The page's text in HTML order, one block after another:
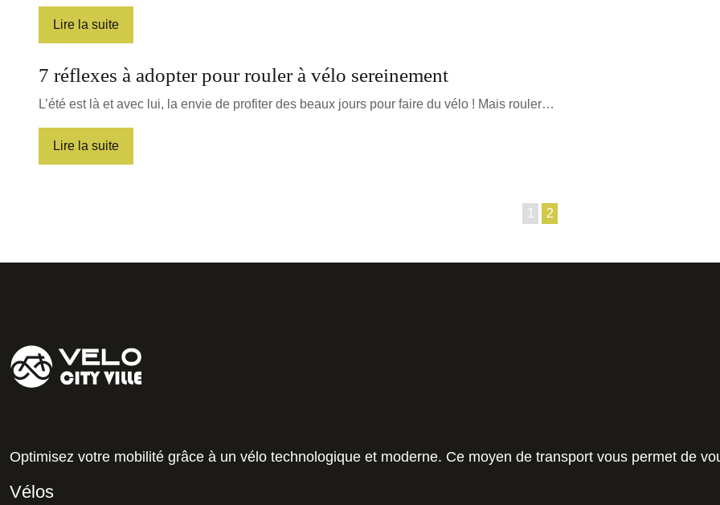
Lire la suite
7 réflexes à adopter pour rouler à vélo sereinement
L’été est là et avec lui, la envie de profiter des beaux jours pour faire du vélo ! Mais rouler…
Lire la suite
1 2
Optimisez votre mobilité grâce à un vélo technologique et moderne. Ce moyen de transport vous permet de
Vélos